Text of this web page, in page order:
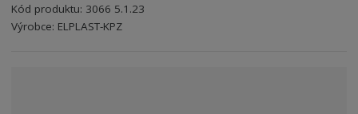
a
n
Kód produktu: 3066 5.1.23
Kód výrobce: 8595208615115
Kód dodavatele:8595208615115
Výrobce: ELPLAST-KPZ